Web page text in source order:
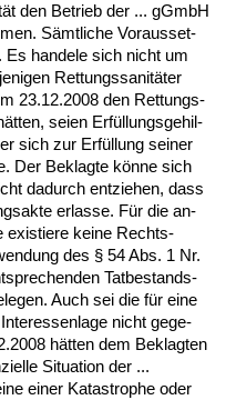
den Be­trieb der ... gGmbH
Sämt­li­che Vor­aus­set­
Es han­de­le sich nicht um
Ret­tungs­sa­nitäter
23.12.2008 den Ret­tungs­
sei­en Erfüllungs­ge­hil­
sich zur Erfüllung sei­ner
Der Be­klag­te könne sich
da­durch ent­zie­hen, dass
er­las­se. Für die an­
exis­tie­re kei­ne Rechts­
des § 54 Abs. 1 Nr.
Tat­be­stands­
Auch sei die für ei­ne
nicht ge­ge­
hätten dem Be­klag­ten
Si­tua­ti­on der ...
ei­ner Ka­ta­stro­phe oder